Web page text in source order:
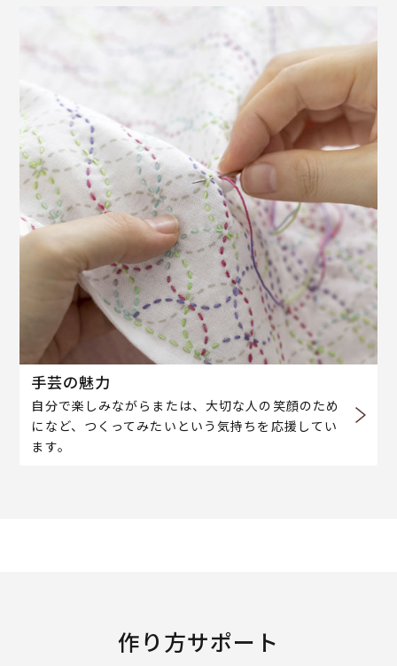
手芸の魅力
自分で楽しみながらまたは、大切な人の笑顔のため
になど、つくってみたいという気持ちを応援してい
ます。
作り方サポート